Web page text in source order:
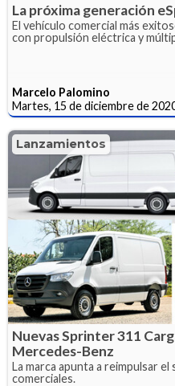
La próxima generación
El vehículo comercial más
con propulsión eléctrica y
Marcelo Palomino
Martes, 15 de diciembre de
Lanzamientos
Nuevas Sprinter 311
Mercedes-Benz
La marca apunta a reimpulsar
comerciales.